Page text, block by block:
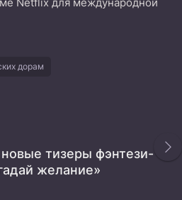
Netflix для международной
дорам
тизеры фэнтези-
желание»